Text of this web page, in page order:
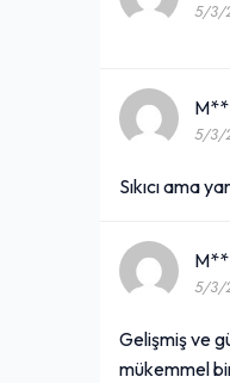
5/3/
5/3/
Sıkıcı ama
5/3/
Gelişmiş ve
mükemmel